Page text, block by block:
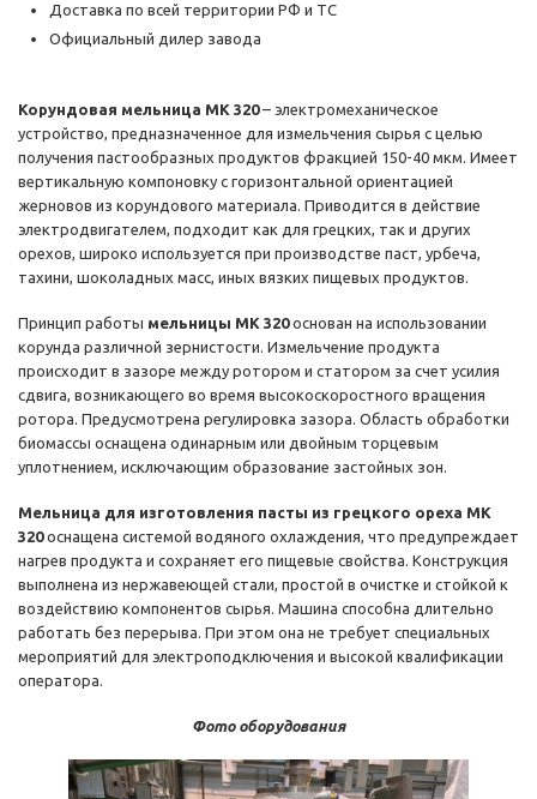
Доставка по всей территории РФ и ТС
Официальный дилер завода
Корундовая мельница MK 320– электромеханическое
устройство, предназначенное для измельчения сырья с целью
получения пастообразных продуктов фракцией 150-40 мкм. Имеет
вертикальную компоновку с горизонтальной ориентацией
жерновов из корундового материала. Приводится в действие
электродвигателем, подходит как для грецких, так и других
орехов, широко используется при производстве паст, урбеча,
тахини, шоколадных масс, иных вязких пищевых продуктов.
Принцип работы мельницы MK 320основан на использовании
корунда различной зернистости. Измельчение продукта
происходит в зазоре между ротором и статором за счет усилия
сдвига, возникающего во время высокоскоростного вращения
ротора. Предусмотрена регулировка зазора. Область обработки
биомассы оснащена одинарным или двойным торцевым
уплотнением, исключающим образование застойных зон.
Мельница для изготовления пасты из грецкого ореха MK
320оснащена системой водяного охлаждения, что предупреждает
нагрев продукта и сохраняет его пищевые свойства. Конструкция
выполнена из нержавеющей стали, простой в очистке и стойкой к
воздействию компонентов сырья. Машина способна длительно
работать без перерыва. При этом она не требует специальных
мероприятий для электроподключения и высокой квалификации
оператора.
Фото оборудования